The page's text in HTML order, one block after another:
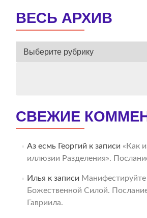
ВЕСЬ АРХИВ
ВЕСЬ
СВЕЖИЕ
Аз есмь Георгий к записи «Как
иллюзии Разделения».
Илья к записи Манифестируйте
Божественной Силой.
Гавриила.